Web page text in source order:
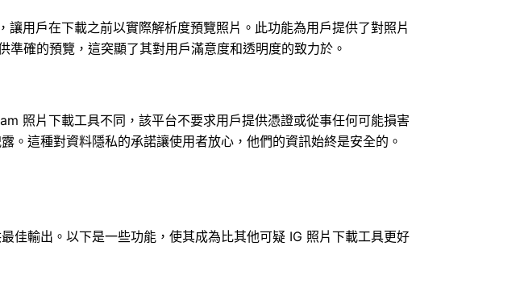
用戶在下載之前以實際解析度預覽照片。此功能為用戶提供了對照片
確的預覽，這突顯了其對用戶滿意度和透明度的致力於。
照片下載工具不同，該平台不要求用戶提供憑證或從事任何可能損害
這種對資料隱私的承諾讓使用者放心，他們的資訊始終是安全的。
輸出。以下是一些功能，使其成為比其他可疑 IG 照片下載工具更好